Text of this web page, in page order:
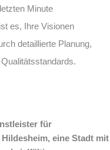
Minute
es, Ihre Visionen
detaillierte Planung,
für
eine Stadt mit